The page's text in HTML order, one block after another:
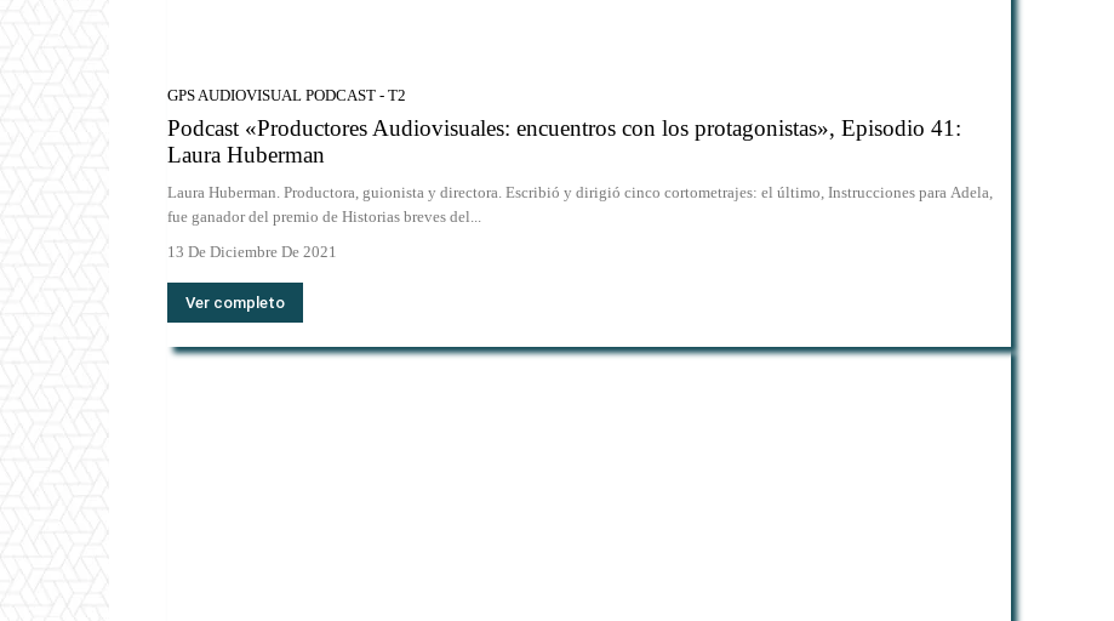
GPS AUDIOVISUAL PODCAST - T2
Podcast «Productores Audiovisuales: encuentros con los protagonistas», Episodio 41:
Laura Huberman
Laura Huberman. Productora, guionista y directora. Escribió y dirigió cinco cortometrajes: el último, Instrucciones para Adela,
fue ganador del premio de Historias breves del...
13 De Diciembre De 2021
Ver completo